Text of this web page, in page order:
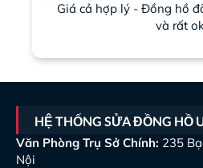
Giá cả hợp lý - Đồng hồ
và rất
HỆ THỐNG SỬA ĐỒNG HỒ
Văn Phòng Trụ Sở Chính: 235
Nội